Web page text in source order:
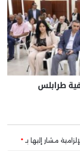
طرابلس
مشار إليها بـ*